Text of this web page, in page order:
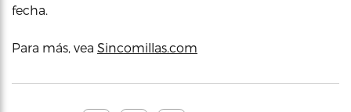
fecha.
Para más, vea Sincomillas.com